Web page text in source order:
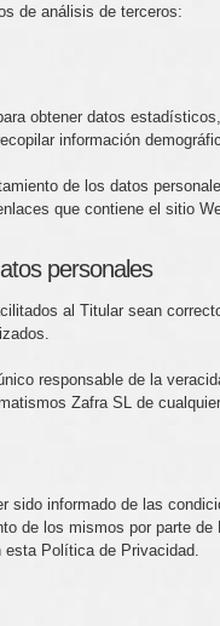
de análisis de terceros:
obtener datos
información
de los datos
que contiene el sitio
personales
al Titular sean
responsable de la
Zafra SL de
sido informado de las
de los mismos por parte
Política de Privacidad.